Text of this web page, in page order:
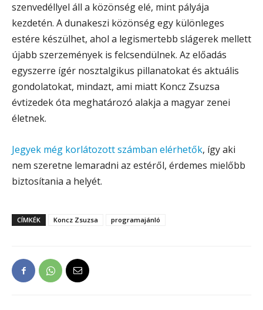
szenvedéllyel áll a közönség elé, mint pályája
kezdetén. A dunakeszi közönség egy különleges
estére készülhet, ahol a legismertebb slágerek mellett
újabb szerzemények is felcsendülnek. Az előadás
egyszerre ígér nosztalgikus pillanatokat és aktuális
gondolatokat, mindazt, ami miatt Koncz Zsuzsa
évtizedek óta meghatározó alakja a magyar zenei
életnek.
Jegyek még korlátozott számban elérhetők, így aki
nem szeretne lemaradni az estéről, érdemes mielőbb
biztosítania a helyét.
CÍMKÉK Koncz Zsuzsa programajánló